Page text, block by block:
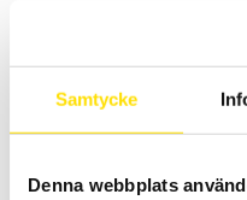
Samtycke
Denna webbplats
Relaterade